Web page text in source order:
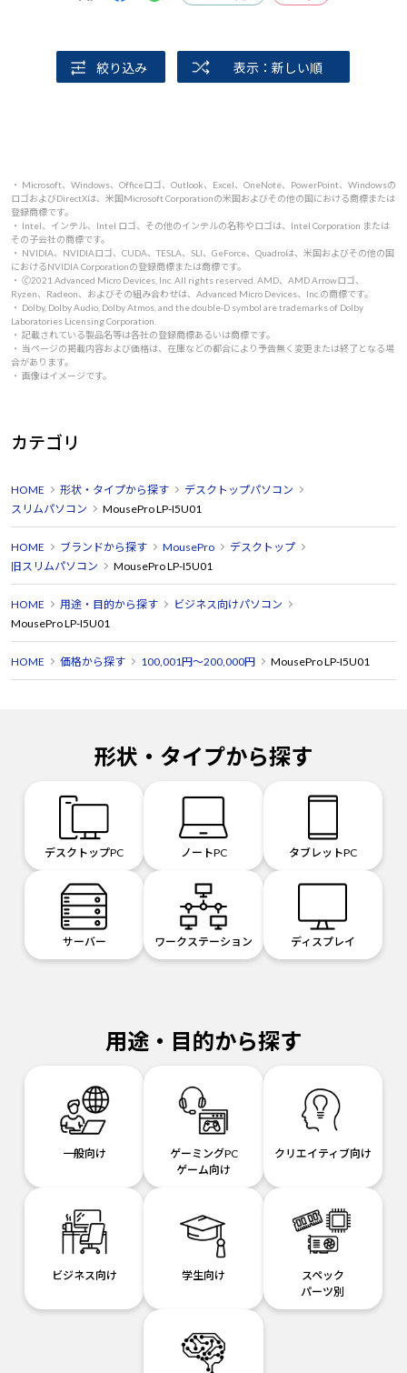
絞り込み 表示：新しい順
・ Microsoft、Windows、Officeロゴ、Outlook、Excel、OneNote、PowerPoint、Windowsの
ロゴおよびDirectXは、米国Microsoft Corporationの米国およびその他の国における商標または
登録商標です。
・ Intel、インテル、Intel ロゴ、その他のインテルの名称やロゴは、Intel Corporation または
その子会社の商標です。
・ NVIDIA、NVIDIAロゴ、CUDA、TESLA、SLI、GeForce、Quadroは、米国およびその他の国
におけるNVIDIA Corporationの登録商標または商標です。
・ 🄫2021 Advanced Micro Devices, Inc. All rights reserved. AMD、AMD Arrowロゴ、
Ryzen、Radeon、およびその組み合わせは、Advanced Micro Devices、Inc.の商標です。
・ Dolby, Dolby Audio, Dolby Atmos, and the double-D symbol are trademarks of Dolby
Laboratories Licensing Corporation.
・ 記載されている製品名等は各社の登録商標あるいは商標です。
・ 当ページの掲載内容および価格は、在庫などの都合により予告無く変更または終了となる場
合があります。
・ 画像はイメージです。
カテゴリ
HOME 形状・タイプから探す
デスクトップパソコン
スリムパソコン
MousePro LP-I5U01
HOME ブランドから探す MousePro
デスクトップ
旧スリムパソコン
MousePro LP-I5U01
HOME 用途・目的から探す
ビジネス向けパソコン
MousePro LP-I5U01
HOME 価格から探す 100,001円～200,000円 MousePro LP-I5U01
形状・タイプから探す
デスクトップPC ノートPC タブレットPC
サーバー ワークステーション ディスプレイ
用途・目的から探す
一般向け
ゲーミングPC
ゲーム向け
クリエイティブ向け
ビジネス向け 学生向け
スペック
パーツ別